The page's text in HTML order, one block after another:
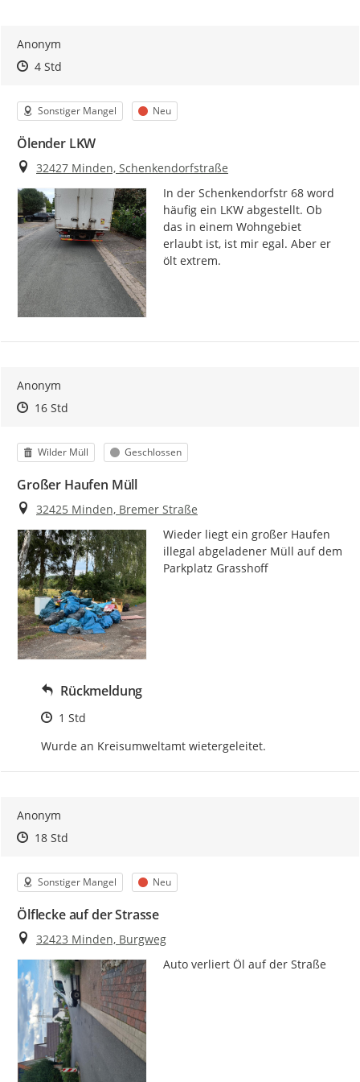
Anonym
Zeitpunkt des Erstellens
Zeitpunkt des Erstellens
4 StdZur Äußerung
Kategorie
Sonstiger Mangel Status
Neu
Ölender LKW
Ort
32427 Minden, Schenkendorfstraße
In der Schenkendorfstr 68 word
häufig ein LKW abgestellt. Ob
das in einem Wohngebiet
erlaubt ist, ist mir egal. Aber er
ölt extrem.
Anonym
Zeitpunkt des Erstellens
Zeitpunkt des Erstellens
16 StdZur Äußerung
Kategorie
Wilder Müll Status
Geschlossen
Großer Haufen Müll
Ort
32425 Minden, Bremer Straße
Wieder liegt ein großer Haufen
illegal abgeladener Müll auf dem
Parkplatz Grasshoff
Rückmeldung
Zeitpunkt des Erstellens
1 Std
Wurde an Kreisumweltamt wietergeleitet.
Anonym
Zeitpunkt des Erstellens
Zeitpunkt des Erstellens
18 StdZur Äußerung
Kategorie
Sonstiger Mangel Status
Neu
Ölflecke auf der Strasse
Ort
32423 Minden, Burgweg
Auto verliert Öl auf der Straße